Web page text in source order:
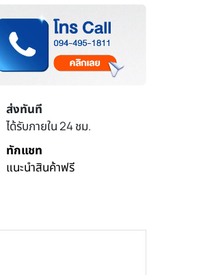
ส่งทันที
ได้รับภายใน 24 ชม.
ทักแชท
แนะนำสินค้าฟรี